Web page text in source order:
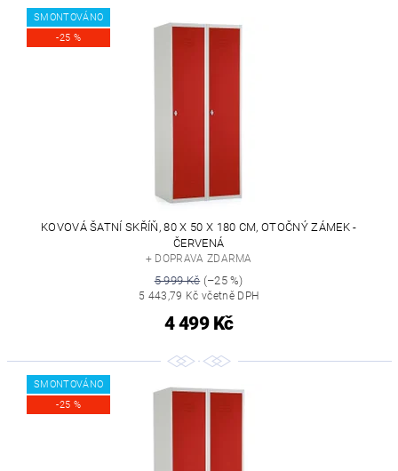
SMONTOVÁNO
-25 %
KOVOVÁ ŠATNÍ SKŘÍŇ, 80 X 50 X 180 CM, OTOČNÝ ZÁMEK -
ČERVENÁ
+ DOPRAVA ZDARMA
5 999 Kč(–25 %)
5 443,79 Kč včetně DPH
4 499 Kč
SMONTOVÁNO
-25 %